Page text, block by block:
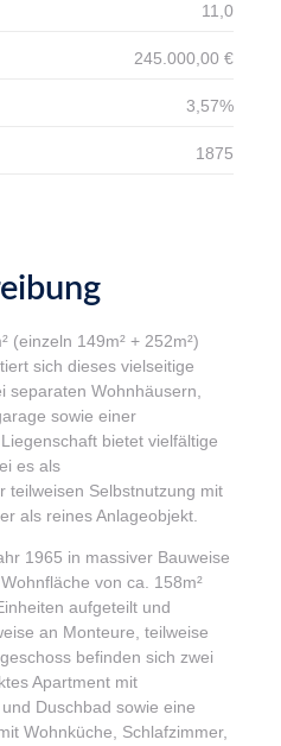
11,0
245.000,00 €
3,57%
1875
(einzeln 149m² + 252m²)
sich dieses vielseitige
separaten Wohnhäusern,
sowie einer
bietet vielfältige
es als
teilweisen Selbstnutzung mit
als reines Anlageobjekt.
1965 in massiver Bauweise
von ca. 158m²
aufgeteilt und
an Monteure, teilweise
befinden sich zwei
Apartment mit
Duschbad sowie eine
Wohnküche, Schlafzimmer,